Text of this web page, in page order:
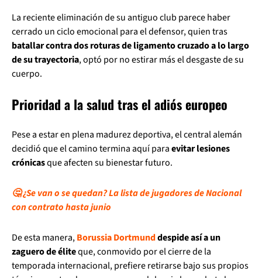
La reciente eliminación de su antiguo club parece haber
cerrado un ciclo emocional para el defensor, quien tras
batallar contra dos roturas de ligamento cruzado a lo largo
de su trayectoria, optó por no estirar más el desgaste de su
cuerpo.
Prioridad a la salud tras el adiós europeo
Pese a estar en plena madurez deportiva, el central alemán
decidió que el camino termina aquí paraevitar lesiones
crónicasque afecten su bienestar futuro.
🤔 ¿Se van o se quedan? La lista de jugadores de Nacional
con contrato hasta junio
De esta manera,Borussia Dortmunddespide así a un
zaguero de éliteque, conmovido por el cierre de la
temporada internacional, prefiere retirarse bajo sus propios